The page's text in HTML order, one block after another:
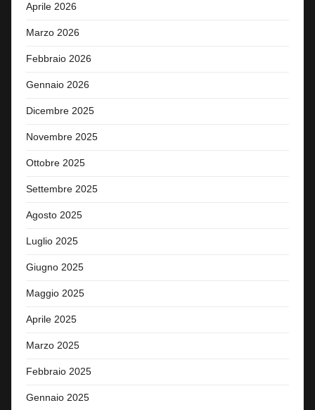
Aprile 2026
Marzo 2026
Febbraio 2026
Gennaio 2026
Dicembre 2025
Novembre 2025
Ottobre 2025
Settembre 2025
Agosto 2025
Luglio 2025
Giugno 2025
Maggio 2025
Aprile 2025
Marzo 2025
Febbraio 2025
Gennaio 2025